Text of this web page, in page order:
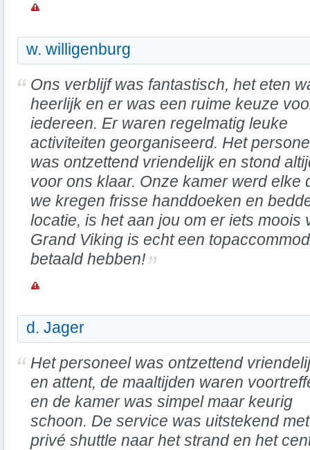
w. willigenburg
Ons verblijf was fantastisch, het eten
heerlijk en er was een ruime keuze
iedereen. Er waren regelmatig leuke
activiteiten georganiseerd. Het
was ontzettend vriendelijk en stond
voor ons klaar. Onze kamer werd elke
we kregen frisse handdoeken en
locatie, is het aan jou om er iets moois
Grand Viking is echt een
betaald hebben!
d. Jager
Het personeel was ontzettend
en attent, de maaltijden waren
en de kamer was simpel maar keurig
schoon. De service was uitstekend
privé shuttle naar het strand en het